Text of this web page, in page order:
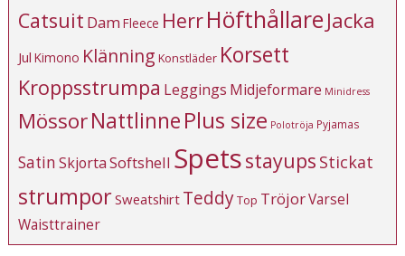
Catsuit DamFleece HerrHöfthållare Jacka
Jul Kimono Klänning Konstläder Korsett
Kroppsstrumpa Leggings Midjeformare Minidress
MössorNattlinnePlus size Polotröja Pyjamas
SatinSkjortaSoftshell Spetsstayups Stickat
strumporSweatshirt TeddyTop TröjorVarsel
Waisttrainer